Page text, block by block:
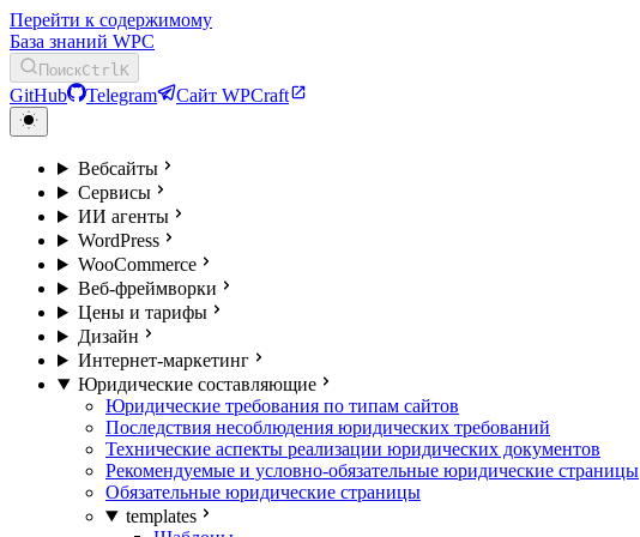
Перейти к содержимому
База знаний WPC
ПоискCtrlK
GitHub Telegram Сайт WPCraft
Вебсайты
Сервисы
ИИ агенты
WordPress
WooCommerce
Веб-фреймворки
Цены и тарифы
Дизайн
Интернет-маркетинг
Юридические составляющие
Юридические требования по типам сайтов
Последствия несоблюдения юридических требований
Технические аспекты реализации юридических документов
Рекомендуемые и условно-обязательные юридические страницы
Обязательные юридические страницы
templates